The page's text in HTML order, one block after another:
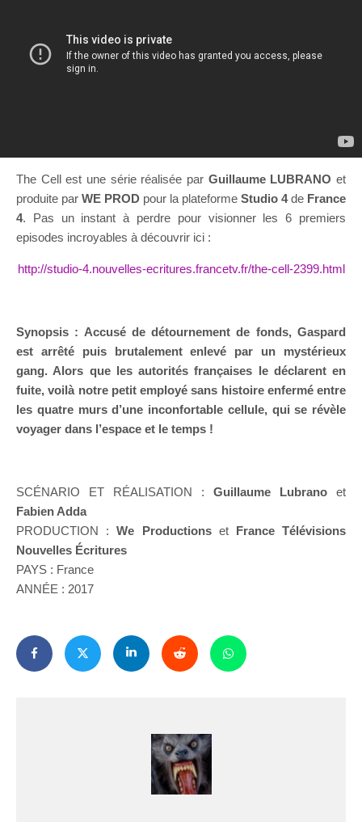
The Cell est une série réalisée par Guillaume LUBRANO et
produite par WE PROD pour la plateforme Studio 4de France
4. Pas un instant à perdre pour visionner les 6 premiers
episodes incroyables à découvrir ici :
http://studio-4.nouvelles-ecritures.francetv.fr/the-cell-2399.html
Synopsis : Accusé de détournement de fonds, Gaspard
est arrêté puis brutalement enlevé par un mystérieux
gang. Alors que les autorités françaises le déclarent en
fuite, voilà notre petit employé sans histoire enfermé entre
les quatre murs d’une inconfortable cellule, qui se révèle
voyager dans l’espace et le temps !
SCÉNARIO ET RÉALISATION : Guillaume Lubrano et
Fabien Adda
PRODUCTION :We Productionset France Télévisions
Nouvelles Écritures
PAYS : France
ANNÉE : 2017